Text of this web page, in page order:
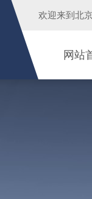
欢迎来到 北
网站